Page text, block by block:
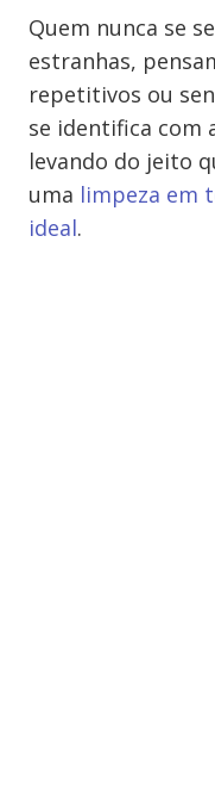
Quem nunca se
estranhas,
repetitivos ou
se identifica com
levando do jeito
uma limpeza em
ideal.